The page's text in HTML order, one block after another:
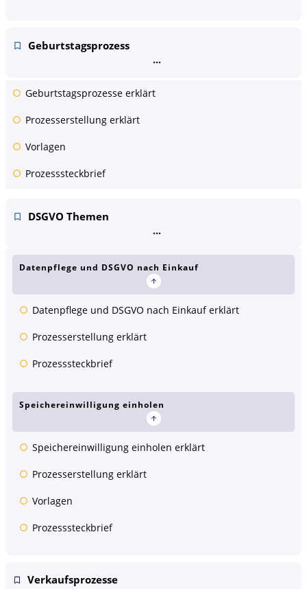
Geburtstagsprozess
Geburtstagsprozesse erklärt
Prozesserstellung erklärt
Vorlagen
Prozesssteckbrief
DSGVO Themen
Datenpflege und DSGVO nach Einkauf
Datenpflege und DSGVO nach Einkauf erklärt
Prozesserstellung erklärt
Prozesssteckbrief
Speichereinwilligung einholen
Speichereinwilligung einholen erklärt
Prozesserstellung erklärt
Vorlagen
Prozesssteckbrief
Verkaufsprozesse